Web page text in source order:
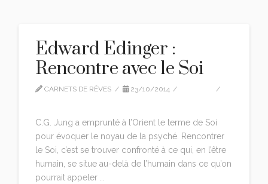
Edward Edinger :
Rencontre avec le Soi
CARNETS DE RÊVES 23/10/2014
C.G. Jung a emprunté à l’Orient le terme de Soi
pour évoquer le noyau de la psyché. Rencontrer
le Soi, c’est se trouver confronté à ce qui, en l’être
humain, se situe au-delà de l’humain dans ce qu’on
pourrait appeler …